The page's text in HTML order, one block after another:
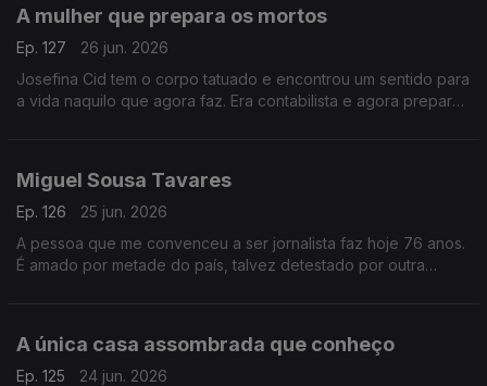
A mulher que prepara os mortos
Ep. 127
26 jun. 2026
Josefina Cid tem o corpo tatuado e encontrou um sentido para
a vida naquilo que agora faz. Era contabilista e agora prepara
Miguel Sousa Tavares
Ep. 126
25 jun. 2026
A pessoa que me convenceu a ser jornalista faz hoje 76 anos.
É amado por metade do país, talvez detestado por outra
A única casa assombrada que conheço
Ep. 125
24 jun. 2026